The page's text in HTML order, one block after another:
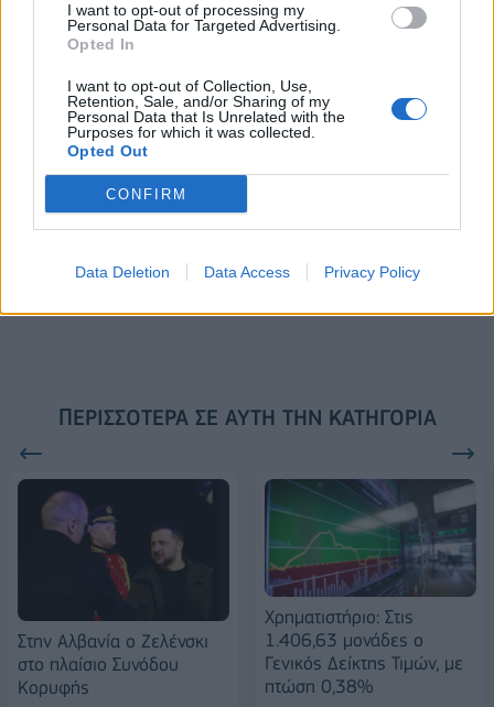
I want to opt-out of processing my
Personal Data for Targeted Advertising.
Opted In
I want to opt-out of Collection, Use,
Retention, Sale, and/or Sharing of my
Personal Data that Is Unrelated with the
Purposes for which it was collected.
Opted Out
CONFIRM
Data Deletion Data Access Privacy Policy
Το FIAT 500 Hybrid τώρα από
18.990 ευρώ
Ατρόμητος και Novibet
συνεχίζουν μαζί: Ανανέωση της
2028
18η συνεχόμενη χρονιά για τον ΟΤΕ στη διεθνή σειρά δεικτών
FTSE4Good
Alpha Bank: Για πρώτη φορά το Αρχαίο Θέατρο Επιδαύρου άνοιξε τις
ΠΕΡΙΣΣΌΤΕΡΑ ΣΕ ΑΥΤΉ ΤΗΝ ΚΑΤΗΓΟΡΊΑ
Στην Αλβανία ο Ζελένσκι
στο πλαίσιο Συνόδου
Κορυφής
Χρηματιστήριο: Στις
1.406,63 μονάδες ο
Γενικός Δείκτης Τιμών, με
πτώση 0,38%